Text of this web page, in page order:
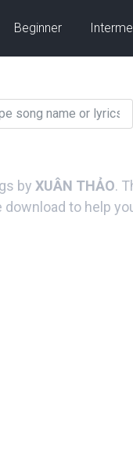
Beginner
by XUÂN THẢO.
to help